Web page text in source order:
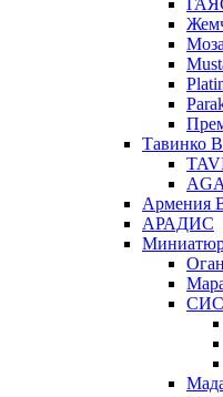
Тавинко
Армения
АРАДИС